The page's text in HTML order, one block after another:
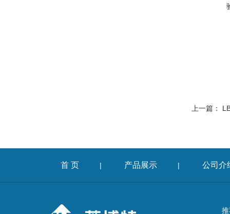
上一篇：
首 页 | 产品展示 | 公司介